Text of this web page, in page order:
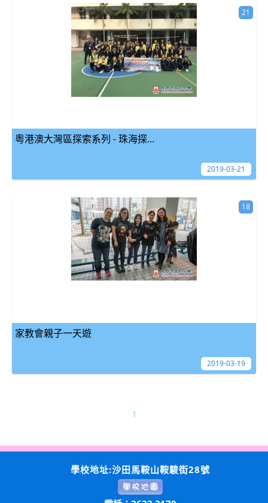
粵港澳大灣區探索系列 - 珠海探...
21
2019-03-21
家教會親子一天遊
18
2019-03-19
1
學校地址:沙田馬鞍山鞍駿街28號